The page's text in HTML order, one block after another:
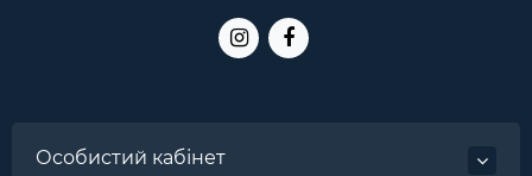
Особистий кабінет